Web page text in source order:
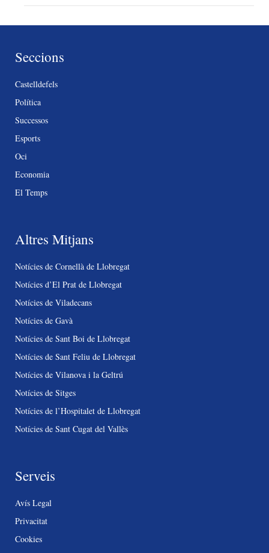
Seccions
Castelldefels
Política
Successos
Esports
Oci
Economia
El Temps
Altres Mitjans
Notícies de Cornellà de Llobregat
Notícies d’El Prat de Llobregat
Notícies de Viladecans
Notícies de Gavà
Notícies de Sant Boi de Llobregat
Notícies de Sant Feliu de Llobregat
Notícies de Vilanova i la Geltrú
Notícies de Sitges
Notícies de l’Hospitalet de Llobregat
Notícies de Sant Cugat del Vallès
Serveis
Avís Legal
Privacitat
Cookies